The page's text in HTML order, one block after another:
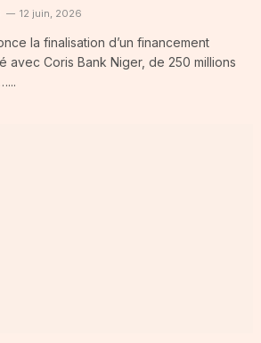
12 juin, 2026
la finalisation d’un financement
avec Coris Bank Niger, de 250 millions